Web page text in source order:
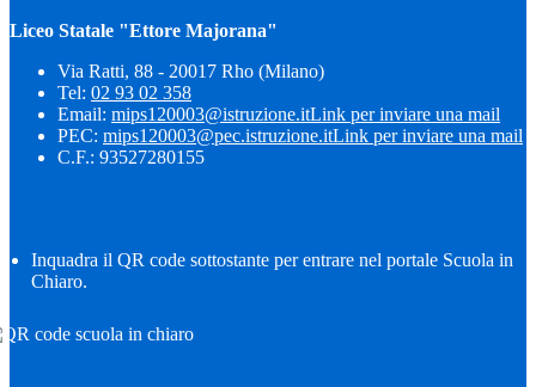
Liceo Statale "Ettore Majorana"
Via Ratti, 88 - 20017 Rho (Milano)
Tel: 02 93 02 358
Email: mips120003@istruzione.itLink per inviare una mail
PEC: mips120003@pec.istruzione.itLink per inviare una mail
C.F.: 93527280155
Inquadra il QR code sottostante per entrare nel portale Scuola in
Chiaro.